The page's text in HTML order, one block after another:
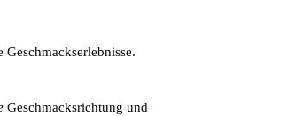
Geschmacksrichtung und